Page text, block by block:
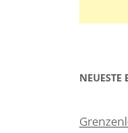
NEUESTE